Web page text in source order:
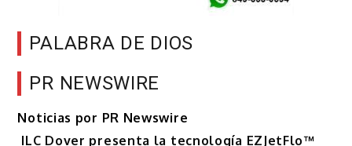
PALABRA DE DIOS
PR NEWSWIRE
Noticias por PR Newswire
ILC Dover presenta la tecnología EZJetFlo™